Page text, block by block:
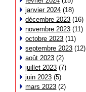
janvier 2024 (18)
décembre 2023 (16)
novembre 2023 (11)
octobre 2023 (11)
septembre 2023 (12)
août 2023 (2)
juillet 2023 (7)
juin 2023 (5)
mars 2023 (2)